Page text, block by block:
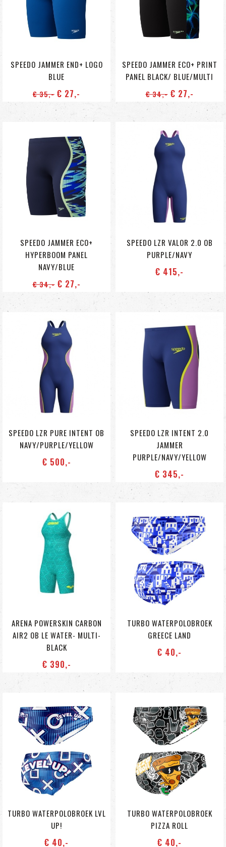
SPEEDO JAMMER END+ LOGO
BLUE
€ 35,- € 27,-
SPEEDO JAMMER ECO+ PRINT
PANEL BLACK/ BLUE/MULTI
€ 34,-€ 27,-
SPEEDO JAMMER ECO+
HYPERBOOM PANEL
NAVY/BLUE
€ 34,-€ 27,-
SPEEDO LZR VALOR 2.0 OB
PURPLE/NAVY
€ 415,-
SPEEDO LZR PURE INTENT OB
NAVY/PURPLE/YELLOW
€ 500,-
SPEEDO LZR INTENT 2.0
JAMMER
PURPLE/NAVY/YELLOW
€ 345,-
ARENA POWERSKIN CARBON
AIR2 OB LE WATER- MULTI-
BLACK
€ 390,-
TURBO WATERPOLOBROEK
GREECE LAND
€ 40,-
TURBO WATERPOLOBROEK LVL
UP!
€ 40,-
TURBO WATERPOLOBROEK
PIZZA ROLL
€ 40,-